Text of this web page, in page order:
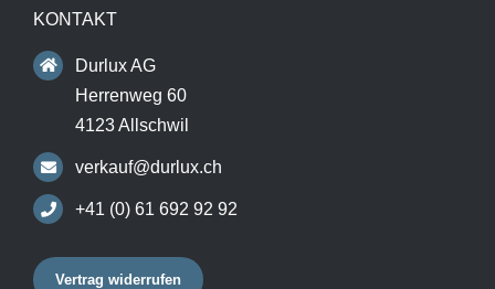
KONTAKT
Durlux AG
Herrenweg 60
4123 Allschwil
verkauf@durlux.ch
+41 (0) 61 692 92 92
Vertrag widerrufen